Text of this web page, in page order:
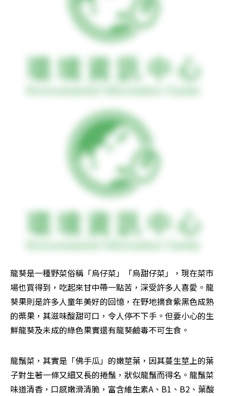
龍葵是一種野菜俗稱「烏仔菜」「烏甜仔菜」，現在菜市
場也買得到，吃起來甘中帶一點苦，深受許多人喜愛。龍
葵果則是許多人童年美好的回憶，在野地摘食紫黑色成熟
的槳果，其滋味酸甜可口，令人停不下手。但要小心的生
鮮龍葵及未成的綠色果實還有龍葵鹼毒不可生食。
龍鬚菜，其實是「佛手瓜」的嫩莖葉，因其蔓生莖上的葉
子對生著一條又細又長的捲鬚，狀似龍鬚而得名。龍鬚菜
味道清香，口感嫩滑清脆，富含維生素A、B1、B2、葉酸